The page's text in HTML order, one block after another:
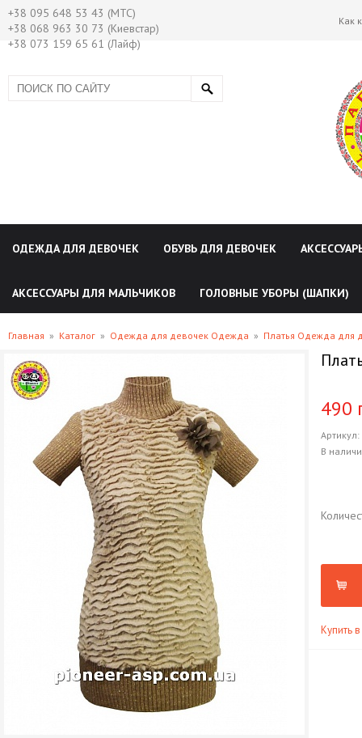
+38 095 648 53 43 (МТС)
+38 068 963 30 73 (Киевстар)
+38 073 159 65 61 (Лайф)
Как
ОДЕЖДА ДЛЯ ДЕВОЧЕК ОБУВЬ ДЛЯ ДЕВОЧЕК
АКСЕССУАРЫ ДЛЯ МАЛЬЧИКОВ ГОЛОВНЫЕ УБОРЫ (ШАПКИ)
Главная » Каталог » Одежда для девочек Одежда » Платья Одежда для
490
Артикул:
В
Купить